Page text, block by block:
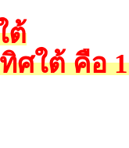
ต้
ใต้ คือ